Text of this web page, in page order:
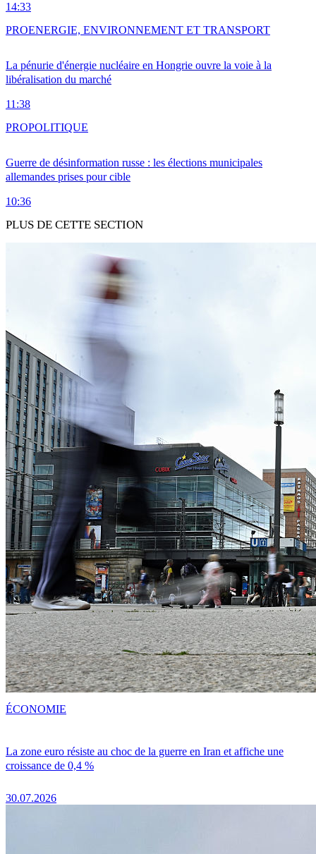
14:33
La pénurie d'énergie nucléaire en Hongrie ouvre la voie à la
libéralisation du marché
11:38
PROENERGIE, ENVIRONNEMENT ET TRANSPORT
Guerre de désinformation russe : les élections municipales
allemandes prises pour cible
10:36
PROPOLITIQUE
PLUS DE CETTE SECTION
La zone euro résiste au choc de la guerre en Iran et affiche une
croissance de 0,4 %
30.07.2026
ÉCONOMIE